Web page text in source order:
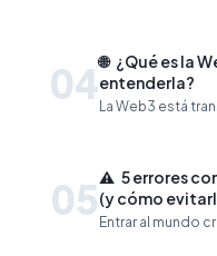
04🌐 ¿Qué es la
entenderla?
La Web3 está
05⚠️ 5 errores
(y cómo
Entrar al mundo